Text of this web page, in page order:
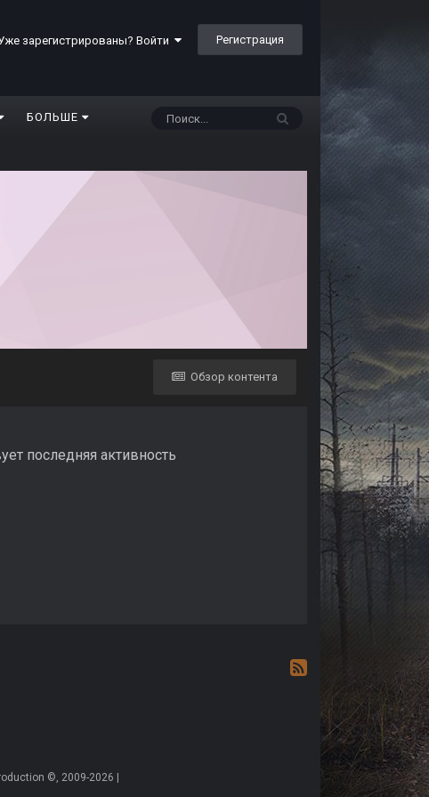
зарегистрированы? Войти Регистрация
БОЛЬШЕ
Обзор контента
последняя активность
©, 2009-2026 |